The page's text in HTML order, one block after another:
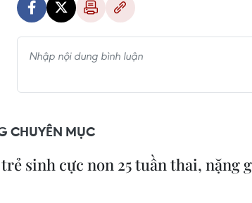
CHUYÊN MỤC
sinh cực non 25 tuần thai, nặng